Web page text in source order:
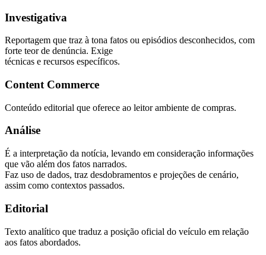
Investigativa
Reportagem que traz à tona fatos ou episódios desconhecidos, com
forte teor de denúncia. Exige
técnicas e recursos específicos.
Content Commerce
Conteúdo editorial que oferece ao leitor ambiente de compras.
Análise
É a interpretação da notícia, levando em consideração informações
que vão além dos fatos narrados.
Faz uso de dados, traz desdobramentos e projeções de cenário,
assim como contextos passados.
Editorial
Texto analítico que traduz a posição oficial do veículo em relação
aos fatos abordados.